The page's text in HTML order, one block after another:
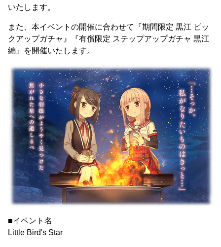
いたします。
また、本イベントの開催に合わせて『期間限定 黒江 ピッ
クアップガチャ』『有償限定 ステップアップガチャ 黒江
編』を開催いたします。
■イベント名
Little Bird's Star